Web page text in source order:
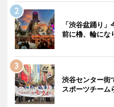
「渋谷盆踊り
前に櫓、輪にな
渋谷センター街
スポーツチーム